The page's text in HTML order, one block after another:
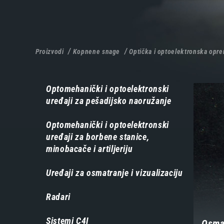
Proizvodi Kopnene snage Optička i optoelektronska
Навигација
-
производи
Optomehanički i optoelektronski
uređaji za pešadijsko naoružanje
Optomehanički i optoelektronski
uređaji za borbene stanice,
minobacače i artiljeriju
Uređaji za osmatranje i vizualizaciju
Radari
Sistemi C4I